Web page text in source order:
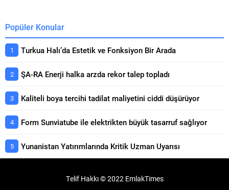
Popüler Konular
Turkua Halı’da Estetik ve Fonksiyon Bir Arada
ŞA-RA Enerji halka arzda rekor talep topladı
Kaliteli boya tercihi tadilat maliyetini ciddi düşürüyor
Form Sunviatube ile elektrikten büyük tasarruf sağlıyor
Yunanistan Yatırımlarında Kritik Uzman Uyarısı
Telif Hakkı © 2022 EmlakTimes